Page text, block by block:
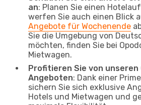
an: Planen Sie einen
werfen Sie auch einen Blick
Angebote für Wochenende
Sie die Umgebung von
möchten, finden Sie bei
Mietwagen.
Profitieren Sie von unseren
Angeboten: Dank einer
sichern Sie sich exklusive
Hotels und Mietwagen und